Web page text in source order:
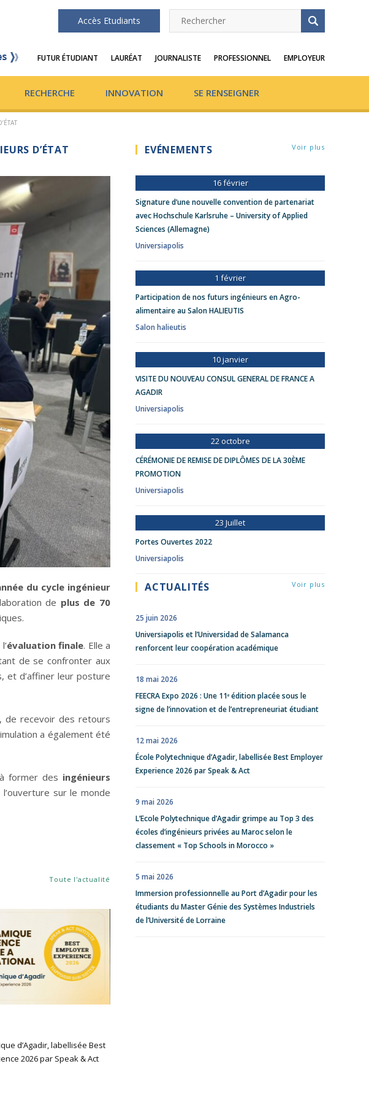
Accès Etudiants
FUTUR ÉTUDIANT LAURÉAT JOURNALISTE PROFESSIONNEL EMPLOYEUR
RECHERCHE INNOVATION SE RENSEIGNER
D’ÉTAT
du cycle ingénieur
de plus de 70
évaluation finale. Elle a
de se confronter aux
et d’affiner leur posture
de recevoir des retours
a également été
former des ingénieurs
sur le monde
Toute l'actualité
d’Agadir, labellisée Best
2026 par Speak & Act
EVÉNEMENTS Voir plus
16 février
Signature d’une nouvelle convention de partenariat
avec Hochschule Karlsruhe – University of Applied
Sciences (Allemagne)
Universiapolis
1 février
Participation de nos futurs ingénieurs en Agro-
alimentaire au Salon HALIEUTIS
Salon halieutis
10 janvier
VISITE DU NOUVEAU CONSUL GENERAL DE FRANCE A
AGADIR
Universiapolis
22 octobre
CÉRÉMONIE DE REMISE DE DIPLÔMES DE LA 30ÈME
PROMOTION
Universiapolis
23 Juillet
Portes Ouvertes 2022
Universiapolis
ACTUALITÉS Voir plus
25 juin 2026
Universiapolis et l’Universidad de Salamanca
renforcent leur coopération académique
18 mai 2026
FEECRA Expo 2026 : Une 11ᵉ édition placée sous le
signe de l’innovation et de l’entrepreneuriat étudiant
12 mai 2026
École Polytechnique d’Agadir, labellisée Best Employer
Experience 2026 par Speak & Act
9 mai 2026
L’Ecole Polytechnique d’Agadir grimpe au Top 3 des
écoles d’ingénieurs privées au Maroc selon le
classement « Top Schools in Morocco »
5 mai 2026
Immersion professionnelle au Port d’Agadir pour les
étudiants du Master Génie des Systèmes Industriels
de l’Université de Lorraine